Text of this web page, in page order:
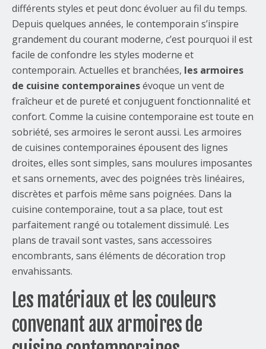
différents styles et peut donc évoluer au fil du temps.
Depuis quelques années, le contemporain s’inspire
grandement du courant moderne, c’est pourquoi il est
facile de confondre les styles moderne et
contemporain. Actuelles et branchées, les armoires
de cuisine contemporainesévoque un vent de
fraîcheur et de pureté et conjuguent fonctionnalité et
confort. Comme la cuisine contemporaine est toute en
sobriété, ses armoires le seront aussi. Les armoires
de cuisines contemporaines épousent des lignes
droites, elles sont simples, sans moulures imposantes
et sans ornements, avec des poignées très linéaires,
discrètes et parfois même sans poignées. Dans la
cuisine contemporaine, tout a sa place, tout est
parfaitement rangé ou totalement dissimulé. Les
plans de travail sont vastes, sans accessoires
encombrants, sans éléments de décoration trop
envahissants.
Les matériaux et les couleurs
convenant aux armoires de